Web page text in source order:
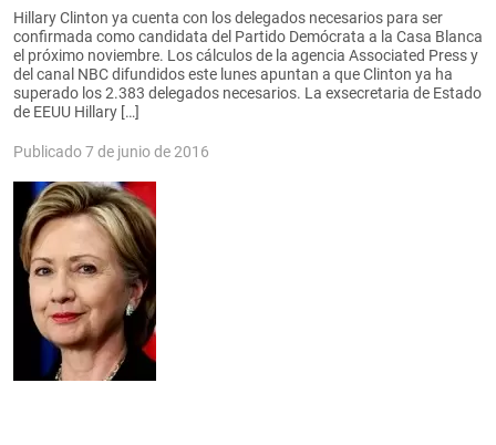
Hillary Clinton ya cuenta con los delegados necesarios para ser
confirmada como candidata del Partido Demócrata a la Casa Blanca
el próximo noviembre. Los cálculos de la agencia Associated Press y
del canal NBC difundidos este lunes apuntan a que Clinton ya ha
superado los 2.383 delegados necesarios. La exsecretaria de Estado
de EEUU Hillary […]
Publicado 7 de junio de 2016